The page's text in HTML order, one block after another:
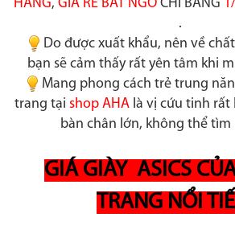
HÃNG, GIÁ RẺ BẤT NGỜ CHỈ BẰNG
.
Do được xuất khẩu, nên về
bạn sẽ cảm thấy rất yên tâm khi
Mang phong cách trẻ trung
trang tại shop AHA là vị cứu tinh rất
bàn chân lớn, không thể tìm
GIÁ GIÀY ASICS
TRANG NỔI